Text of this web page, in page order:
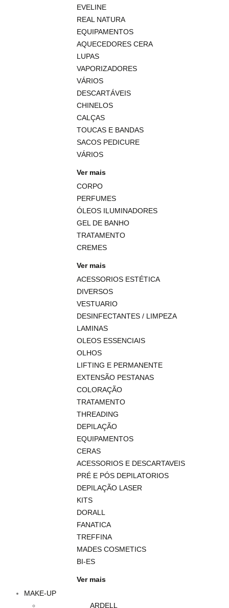
EVELINE
REAL NATURA
EQUIPAMENTOS
AQUECEDORES CERA
LUPAS
VAPORIZADORES
VÁRIOS
DESCARTÁVEIS
CHINELOS
CALÇAS
TOUCAS E BANDAS
SACOS PEDICURE
VÁRIOS
Ver mais
CORPO
PERFUMES
ÓLEOS ILUMINADORES
GEL DE BANHO
TRATAMENTO
CREMES
Ver mais
ACESSORIOS ESTÉTICA
DIVERSOS
VESTUARIO
DESINFECTANTES / LIMPEZA
LAMINAS
OLEOS ESSENCIAIS
OLHOS
LIFTING E PERMANENTE
EXTENSÃO PESTANAS
COLORAÇÃO
TRATAMENTO
THREADING
DEPILAÇÃO
EQUIPAMENTOS
CERAS
ACESSORIOS E DESCARTAVEIS
PRÉ E PÓS DEPILATORIOS
DEPILAÇÃO LASER
KITS
DORALL
FANATICA
TREFFINA
MADES COSMETICS
BI-ES
Ver mais
MAKE-UP
ARDELL